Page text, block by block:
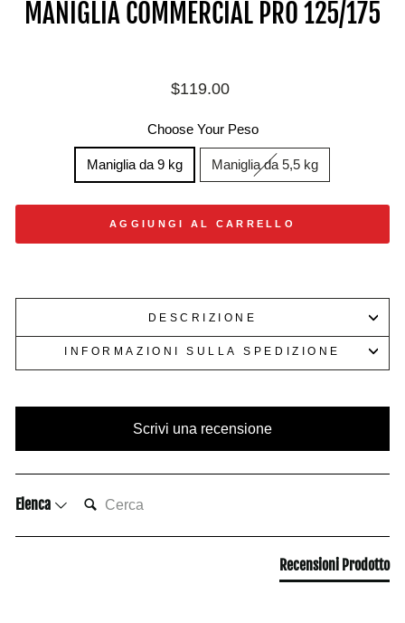
MANIGLIA COMMERCIAL PRO 125/175
Prezzo
listino
$119.00
Choose Your Peso
Maniglia da 9 kg Maniglia da 5,5 kg
AGGIUNGI AL CARRELLO
DESCRIZIONE
INFORMAZIONI SULLA SPEDIZIONE
Scrivi una recensione
Elenca
CERCA:
Recensioni Prodotto